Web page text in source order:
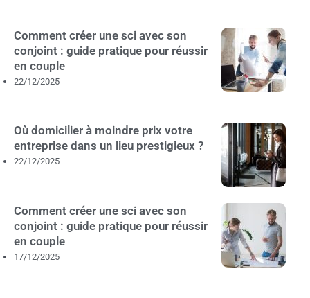
Comment créer une sci avec son
conjoint : guide pratique pour réussir
en couple
22/12/2025
Où domicilier à moindre prix votre
entreprise dans un lieu prestigieux ?
22/12/2025
Comment créer une sci avec son
conjoint : guide pratique pour réussir
en couple
17/12/2025